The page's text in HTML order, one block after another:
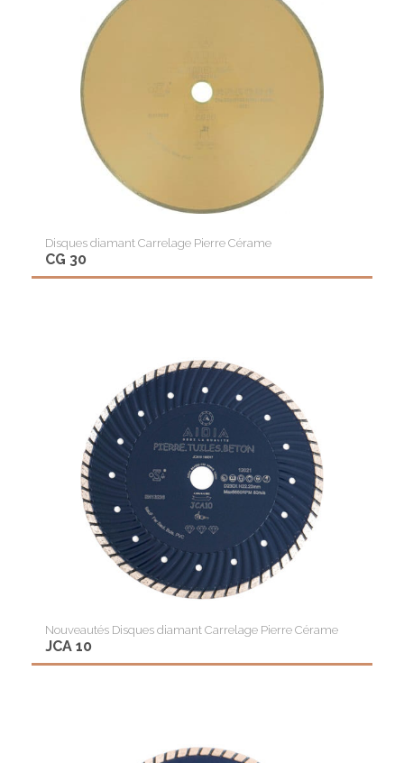
Disques diamant Carrelage Pierre Cérame
CG 30
Nouveautés Disques diamant Carrelage Pierre Cérame
JCA 10